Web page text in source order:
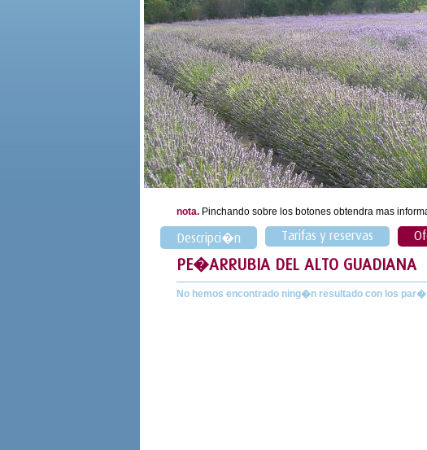
nota. Pinchando sobre los botones obtendra mas
Descripci�n Tarifas y reservas
PE�ARRUBIA DEL ALTO GUADIANA
No hemos encontrado ning�n resultado con los